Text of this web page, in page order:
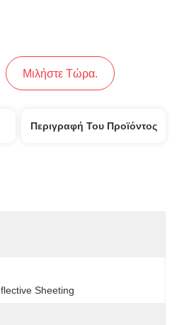
Μιλήστε Τώρα.
Περιγραφή Του Προϊόντος
Sheeting